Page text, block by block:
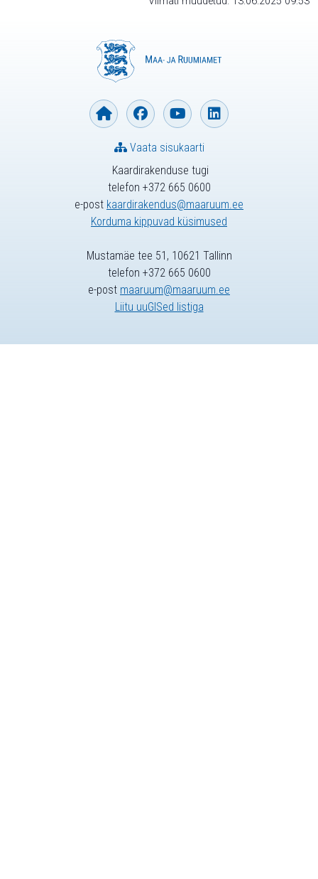
Kaardirakenduse tugi
telefon +372 665 0600
e-post kaardirakendus@maaruum.ee
Korduma kippuvad küsimused
Vaata sisukaarti
Mustamäe tee 51, 10621 Tallinn
telefon +372 665 0600
e-post maaruum@maaruum.ee
Liitu uuGISed listiga